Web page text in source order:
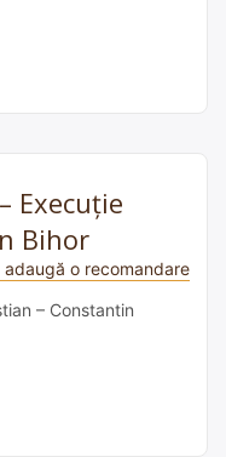
Execuție
Bihor
adaugă o recomandare
– Constantin